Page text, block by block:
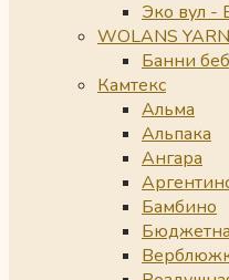
Эко вул -
WOLANS YARN
Банни
Камтекс
Альма
Альпака
Ангара
Бамбино